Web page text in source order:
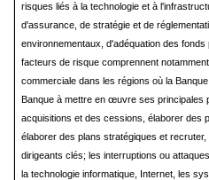
risques liés à la technologie et à
d'assurance, de stratégie et de
environnementaux, d'adéquation des
facteurs de risque comprennent
commerciale dans les régions où la
Banque à mettre en œuvre ses principales
acquisitions et des cessions, élaborer des
élaborer des plans stratégiques et
dirigeants clés; les interruptions ou
la technologie informatique, Internet, les